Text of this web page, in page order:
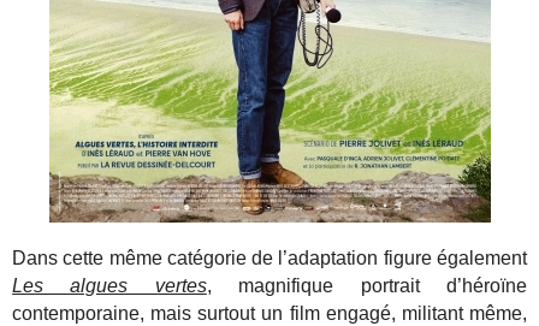
Dans cette même catégorie de l’adaptation figure également
Les algues vertes, magnifique portrait d’héroïne
contemporaine, mais surtout un film engagé, militant même,